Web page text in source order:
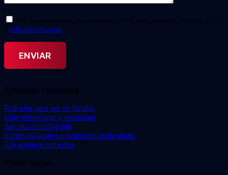
Doy mi consentimiento para el tratamiento de mis datos personales. He leído y acepto
la política de privacidad. *
Entradas recientes
Películas para ver en familia
Cine refrescante y veraniego
Adopta un videoclub
Sorteo exclusivo suscriptores tarifa plana
Las mejores comedias
Video Instan